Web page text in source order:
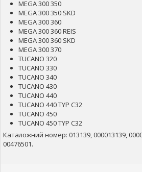
MEGA 300 350
MEGA 300 350 SKD
MEGA 300 360
MEGA 300 360 REIS
MEGA 300 360 SKD
MEGA 300 370
TUCANO 320
TUCANO 330
TUCANO 340
TUCANO 430
TUCANO 440
TUCANO 440 TYP C32
TUCANO 450
TUCANO 450 TYP C32
Каталожний номер: 013139, 000013139,
00476501.